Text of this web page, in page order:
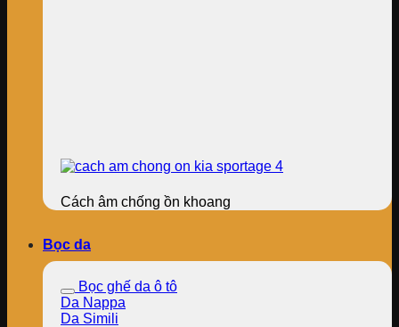
Cách âm chống ồn khoang
Bọc da
Bọc ghế da ô tô
Da Nappa
Da Simili